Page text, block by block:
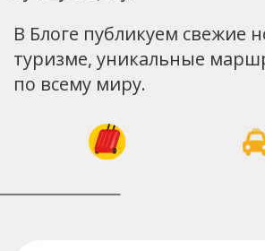
В Блоге публикуем свежие
туризме, уникальные
по всему миру.